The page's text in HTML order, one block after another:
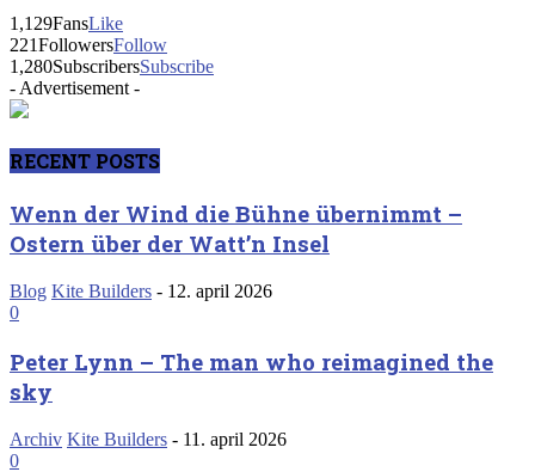
1,129FansLike
221FollowersFollow
1,280SubscribersSubscribe
- Advertisement -
RECENT POSTS
Wenn der Wind die Bühne übernimmt –
Ostern über der Watt’n Insel
Blog Kite Builders - 12. april 2026
0
Peter Lynn – The man who reimagined the
sky
Archiv Kite Builders - 11. april 2026
0